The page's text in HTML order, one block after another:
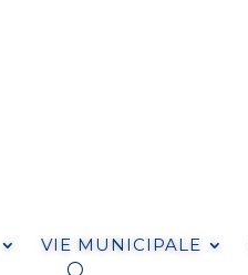
VIE MUNICIPALE